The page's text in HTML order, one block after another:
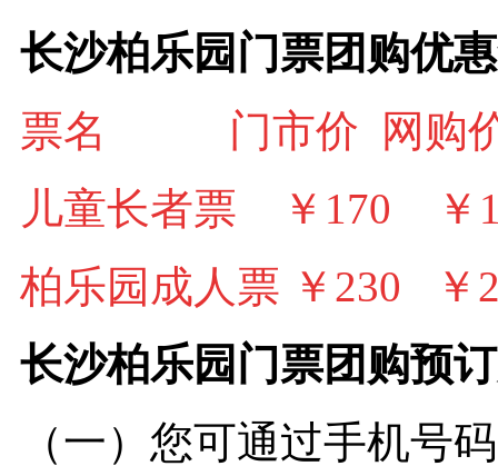
长沙柏乐园门票团购优
票名 门市价
网购
儿童长者票 ￥170
￥
柏乐园成人票 ￥230
￥
长沙柏乐园门票团购预
（一）您可通过手机号